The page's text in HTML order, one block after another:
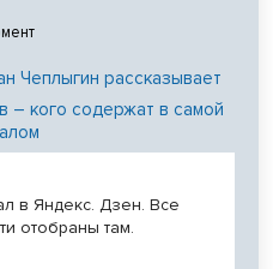
Чеплыгин рассказывает
– кого содержат в самой
в Яндекс. Дзен. Все
отобраны там.